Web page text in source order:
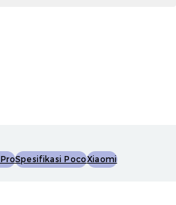
Spesifikasi PocoXiaomi